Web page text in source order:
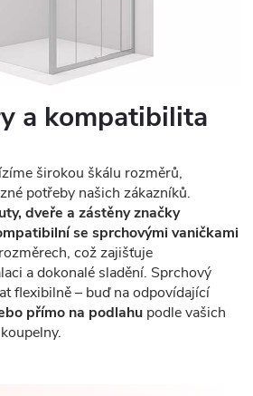
a kompatibilita
širokou škálu rozměrů,
potřeby našich zákazníků.
dveře a zástěny značky
se sprchovými vaničkami
což zajišťuje
a dokonalé sladění. Sprchový
flexibilně – buď na odpovídající
přímo na podlahu podle vašich